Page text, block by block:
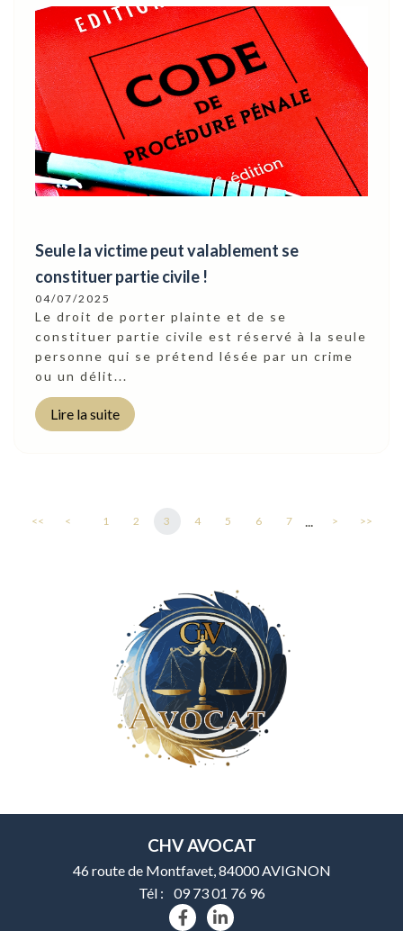
Seule la victime peut valablement se
constituer partie civile !
04/07/2025
Le droit de porter plainte et de se
constituer partie civile est réservé à la seule
personne qui se prétend lésée par un crime
ou un délit...
Lire la suite
<< < 1 2 3 4 5 6 7 ... > >>
CHV AVOCAT
46 route de Montfavet, 84000 AVIGNON
Tél :
09 73 01 76 96